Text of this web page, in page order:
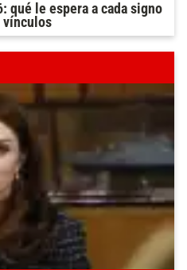
qué le espera a cada signo
vínculos